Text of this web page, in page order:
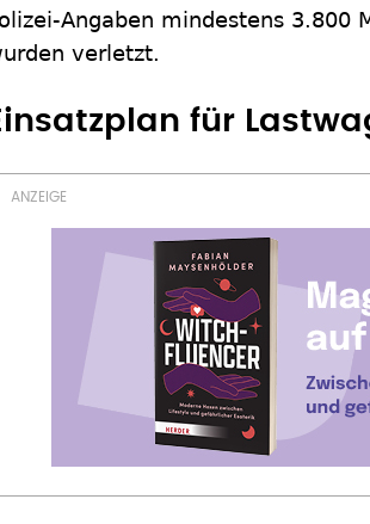
Angaben mindestens 3.800
verletzt.
für